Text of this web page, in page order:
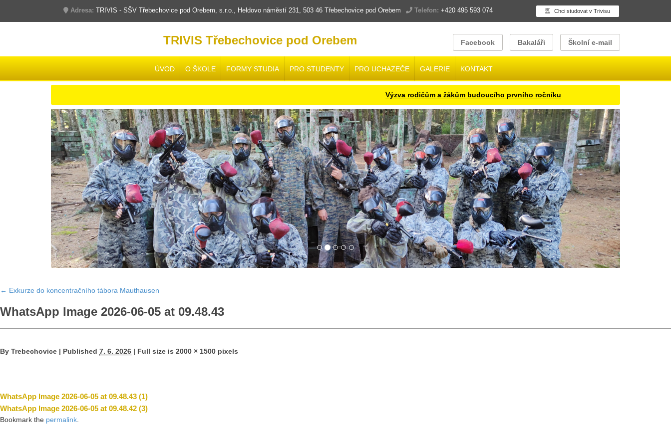
Adresa: TRIVIS - SŠV Třebechovice pod Orebem, s.r.o., Heldovo náměstí 231, 503 46 Třebechovice pod Orebem Telefon: +420 495 593 074 Chci studovat v Trivisu
TRIVIS Třebechovice pod Orebem Facebook Bakaláři Školní e-mail
ÚVOD O ŠKOLE FORMY STUDIA PRO STUDENTY PRO UCHAZEČE GALERIE KONTAKT
Výzva rodičům a žákům budoucího prvního ročníku
← Exkurze do koncentračního tábora Mauthausen
WhatsApp Image 2026-06-05 at 09.48.43
By Trebechovice | Published 7. 6. 2026 | Full size is 2000 × 1500 pixels
WhatsApp Image 2026-06-05 at 09.48.43 (1)
WhatsApp Image 2026-06-05 at 09.48.42 (3)
Bookmark the permalink